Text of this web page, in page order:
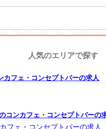
人気のエリアで探す
カフェ・コンセプトバーの求人
コンカフェ・コンセプトバーの
フェ・コンセプトバーの求人